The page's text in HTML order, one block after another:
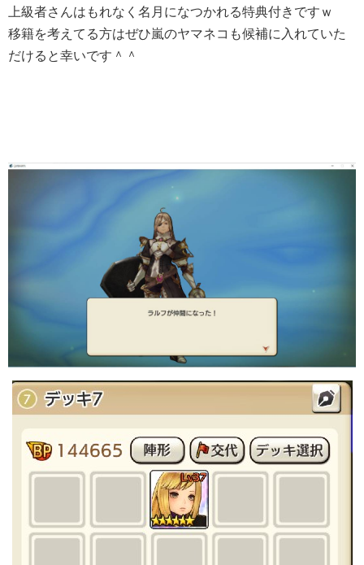
上級者さんはもれなく名月になつかれる特典付きですｗ
移籍を考えてる方はぜひ嵐のヤマネコも候補に入れていた
だけると幸いです＾＾